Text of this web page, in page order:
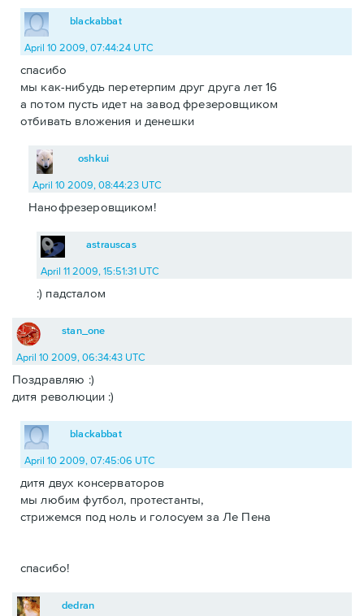
blackabbat
April 10 2009, 07:44:24 UTC
спасибо
мы как-нибудь перетерпим друг друга лет 16
а потом пусть идет на завод фрезеровщиком
отбивать вложения и денешки
oshkui
April 10 2009, 08:44:23 UTC
Нанофрезеровщиком!
astrauscas
April 11 2009, 15:51:31 UTC
:) падсталом
stan_one
April 10 2009, 06:34:43 UTC
Поздравляю :)
дитя революции :)
blackabbat
April 10 2009, 07:45:06 UTC
дитя двух консерваторов
мы любим футбол, протестанты,
стрижемся под ноль и голосуем за Ле Пена
спасибо!
dedran